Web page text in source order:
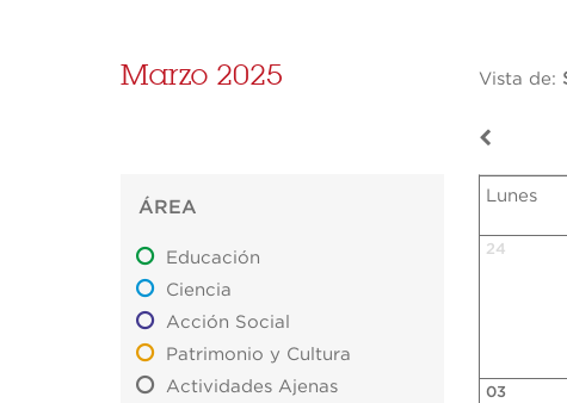
Marzo 2025 Vista de:
ÁREA
Educación
Ciencia
Acción Social
Patrimonio y Cultura
Actividades Ajenas
Lunes
24
03